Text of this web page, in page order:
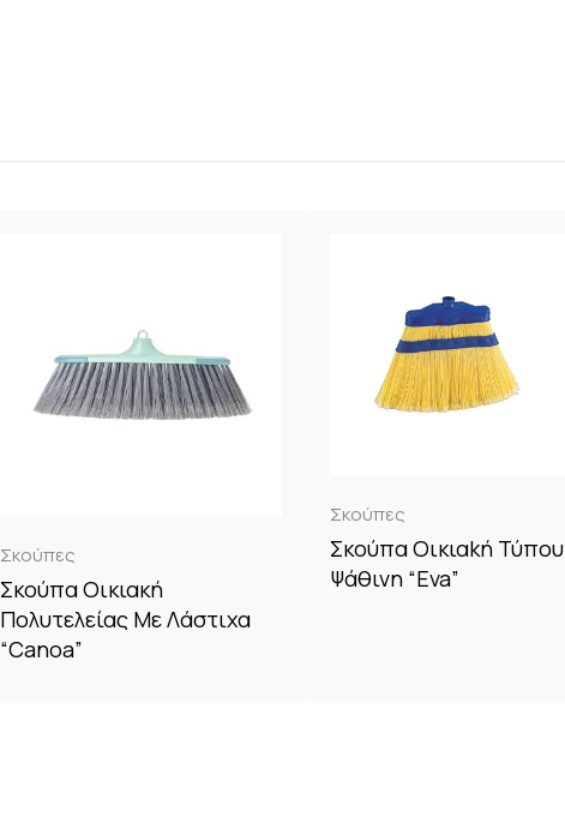
Σκούπες
Σκούπα Οικιακή
Πολυτελείας Με Λάστιχα
“Canoa”
Σκούπες
Σκούπα Οικιαkή Τύπου
Ψάθινη “Eva”